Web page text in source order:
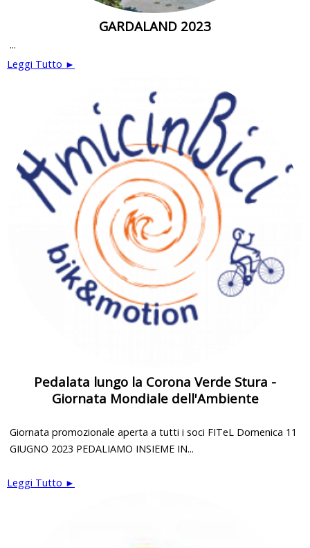
GARDALAND 2023
...
Leggi Tutto ►
Pedalata lungo la Corona Verde Stura -
Giornata Mondiale dell'Ambiente
Giornata promozionale aperta a tutti i soci FITeL Domenica 11
GIUGNO 2023 PEDALIAMO INSIEME IN...
Leggi Tutto ►